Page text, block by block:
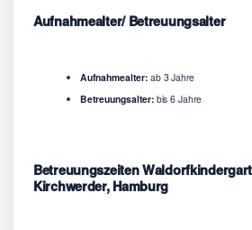
Aufnahmealter/ Betreuungsalter
Aufnahmealter:ab 3 Jahre
Betreuungsalter:bis 6 Jahre
Betreuungszeiten
Kirchwerder, Hamburg